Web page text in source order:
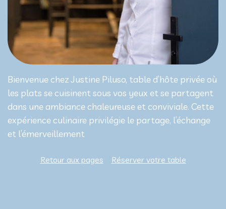
Bienvenue chez Justine Piluso, table d’hôte privée où
les plats se cuisinent sous vos yeux et se partagent
dans une ambiance chaleureuse et conviviale. Cette
expérience culinaire privilégie le partage, l’échange
et l’émerveillement
Retour aux pages Réserver votre table